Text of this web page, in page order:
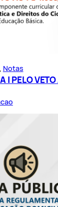
Notas
| PELO